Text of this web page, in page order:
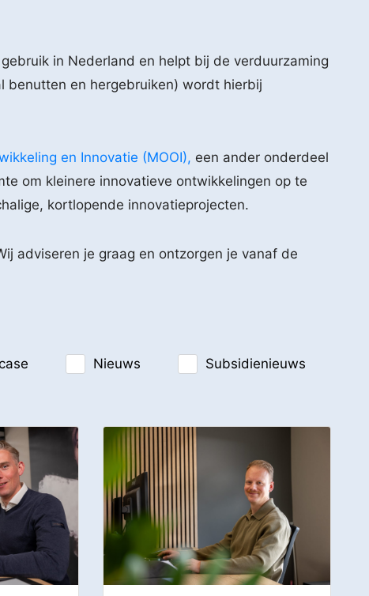
in Nederland en helpt bij de verduurzaming
benutten en hergebruiken) wordt hierbij
en Innovatie (MOOI), een ander onderdeel
om kleinere innovatieve ontwikkelingen op te
kortlopende innovatieprojecten.
adviseren je graag en ontzorgen je vanaf de
Nieuws Subsidienieuws